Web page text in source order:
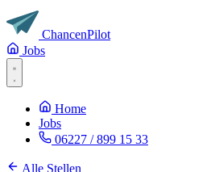
ChancenPilot
Jobs
Home
Jobs
06227 / 899 15 33
Alle Stellen